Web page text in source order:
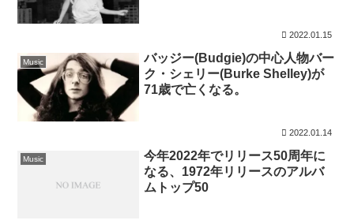
2022.01.15
Music
バッジー(Budgie)の中心人物バー
ク・シェリー(Burke Shelley)が
71歳で亡くなる。
2022.01.14
Music
今年2022年でリリース50周年に
なる、1972年リリースのアルバ
ムトップ50